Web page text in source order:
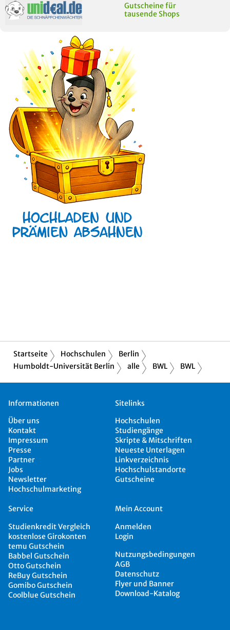
Gutscheine für
tausende Shops
Startseite Hochschulen
Berlin
Humboldt-Universität Berlin
alle BWL BWL
Informationen
Über uns
Kontakt
Impressum
Presse
Partner
Jobs
Newsletter
Hochschulmarketing
Sitelinks
Hochschulen
Studiengänge
Skripte & Mitschriften
Neueste Unterlagen
Linkverzeichnis
Hochschulstandorte
Gutscheine
Service
Studienkredit Vergleich
kostenlose Girokonten
temu Gutschein
Babbel Gutschein
Otto Gutschein
ReBuy Gutschein
Gomibo Gutschein
Coolblue Gutschein
Mein Account
Anmelden
Login
Nutzungsbedingungen
AGB
Datenschutz
Flyer und Banner
Download-Katalog